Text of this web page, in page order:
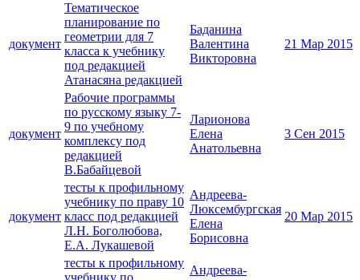
документ
Тематическое
планирование по
геометрии для 7
класса к учебнику
под редакцией
Атанасяна редакцией
Баданина
Валентина
Викторовна
21 Мар 2015
документ
Рабочие программы
по русскому языку 7-
9 по учебному
комплексу под
редакцией
В.Бабайцевой
Ларионова
Елена
Анатольевна
3 Сен 2015
документ
тесты к профильному
учебнику по праву 10
класс под редакцией
Л.Н. Боголюбова,
Е.А. Лукашевой
Андреева-
Люксембургская
Елена
Борисовна
20 Мар 2015
тесты к профильному
Андреева-